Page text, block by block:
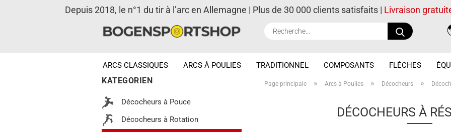
Depuis 2018, le n°1 du tir à l’arc en Allemagne | Plus de 30 000 clients satisfaits | Livraison
ARCS CLASSIQUES ARCS À POULIES TRADITIONNEL COMPOSANTS FLÈCHES
Page principale » Arcs à Poulies » Décocheurs »
DÉCOCHEURS À
KATEGORIEN
Décocheurs à Pouce
Décocheurs à Rotation